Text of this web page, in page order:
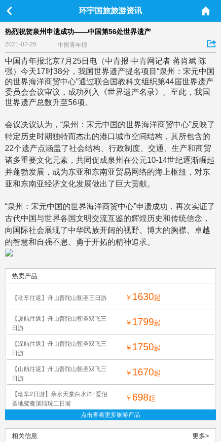
环宇国旅旅游资讯
热烈祝贺泉州申遗成功——中国第56处世界遗产
2021-07-26 中国青年报
中国青年报北京7月25日电（中青报·中青网记者 蒋肖斌 陈
强）今天17时38分，我国世界遗产提名项目“泉州：宋元中国
的世界海洋商贸中心”通过联合国教科文组织第44届世界遗产
委员会会议审议，成功列入《世界遗产名录》。至此，我国
世界遗产总数升至56项。
会议决议认为，“泉州：宋元中国的世界海洋商贸中心”反映了
特定历史时期独特而杰出的港口城市空间结构，其所包含的
22个遗产点涵盖了社会结构、行政制度、交通、生产和商贸
诸多重要文化元素，共同促成泉州在公元10-14世纪逐渐崛起
并蓬勃发展，成为东亚和东南亚贸易网络的海上枢纽，对东
亚和东南亚经济文化发展做出了巨大贡献。
“泉州：宋元中国的世界海洋商贸中心”申遗成功，再次实证了
古代中国与世界各国文明交流互鉴的辉煌历史和传统信念，
向国际社会展现了中华民族开阔的视野、博大的胸襟、卓越
的智慧和自强不息、勇于开拓的精神追求。
热卖产品
【动车往返】舟山普陀山朝圣三日游 ￥ 1630起
【厦航往返】舟山普陀山朝圣双飞三
日游
￥ 1799起
【深航往返】舟山普陀山朝圣双飞三
日游
￥ 1750起
【山航往返】舟山普陀山朝圣双飞三
日游
￥ 1670起
【动车2日游】亲水天堂白水洋+爱侣
圣地鸳鸯溪纯玩二日游
￥ 698起
点击查看更多旅游产品
相关信息 更多>